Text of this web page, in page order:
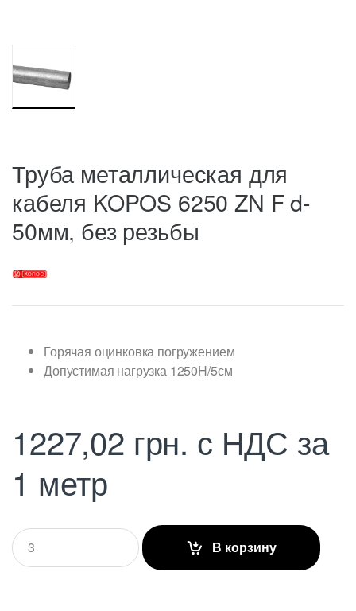
Труба металлическая для
кабеля KOPOS 6250 ZN F d-
50мм, без резьбы
Горячая оцинковка погружением
Допустимая нагрузка 1250H/5см
1227,02 грн. с НДС за
1 метр
Q
u
a
В корзину